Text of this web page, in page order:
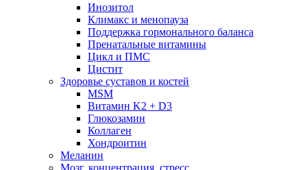
Инозитол
Климакс и менопауза
Поддержка гормонального баланса
Пренатальные витамины
Цикл и ПМС
Цистит
Здоровье суставов и костей
MSM
Витамин K2 + D3
Глюкозамин
Коллаген
Хондроитин
Меланин